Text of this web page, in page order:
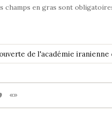
champs en gras sont